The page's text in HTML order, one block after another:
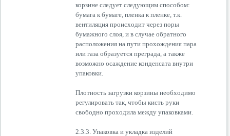
корзине следует следующим способом:
бумага к бумаге, пленка к пленке, т.к.
вентиляция происходит через поры
бумажного слоя, и в случае обратного
расположения на пути прохождения пара
или газа образуется преграда, а также
возможно осаждение конденсата внутри
упаковки.
Плотность загрузки корзины необходимо
регулировать так, чтобы кисть руки
свободно проходила между упаковками.
2.3.3. Упаковка и укладка изделий